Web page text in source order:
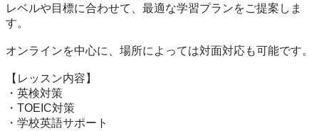
レベルや目標に合わせて、最適な学習プランをご提案しま
す。
オンラインを中心に、場所によっては対面対応も可能です。
【レッスン内容】
・英検対策
・TOEIC対策
・学校英語サポート